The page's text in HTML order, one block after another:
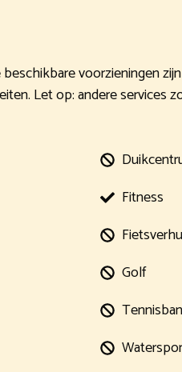
voorzieningen
Let op: andere services
Fitness
Golf